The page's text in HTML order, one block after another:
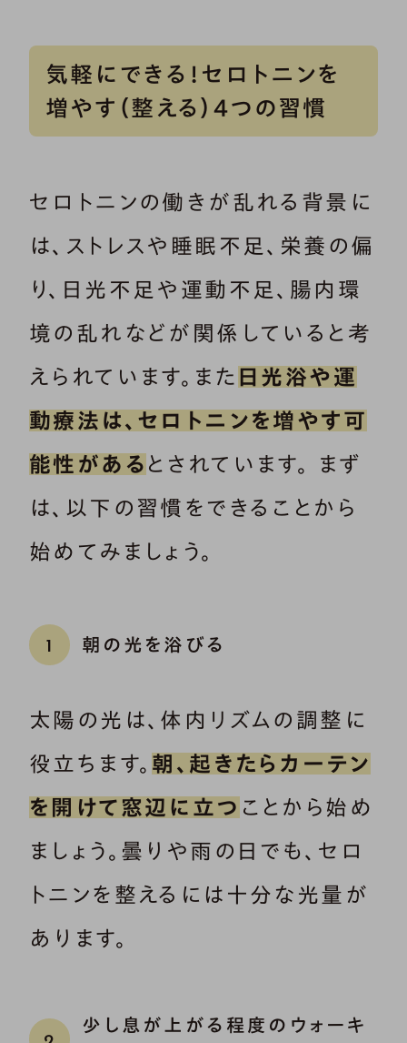
気軽にできる！セロトニンを
増やす（整える）4つの習慣
セロトニンの働きが乱れる背景に
は、ストレスや睡眠不足、栄養の偏
り、日光不足や運動不足、腸内環
境の乱れなどが関係していると考
えられています。また 日光浴や運
動療法は、セロトニンを増やす可
能性がある とされています。 まず
は、以下の習慣をできることから
始めてみましょう。
1 朝の光を浴びる
太陽の光は、体内リズムの調整に
役立ちます。 朝、起きたらカーテン
を開けて窓辺に立つ ことから始め
ましょう。曇りや雨の日でも、セロ
トニンを整えるには十分な光量が
あります。
少し息が上がる程度のウォーキ